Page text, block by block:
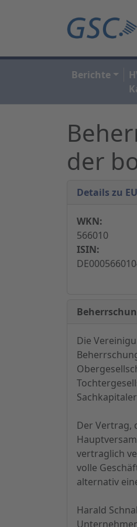
Berichte
der
Details zu
WKN:
566010
ISIN:
Die
Der Vertrag,
vertraglich
volle
alternativ
Harald